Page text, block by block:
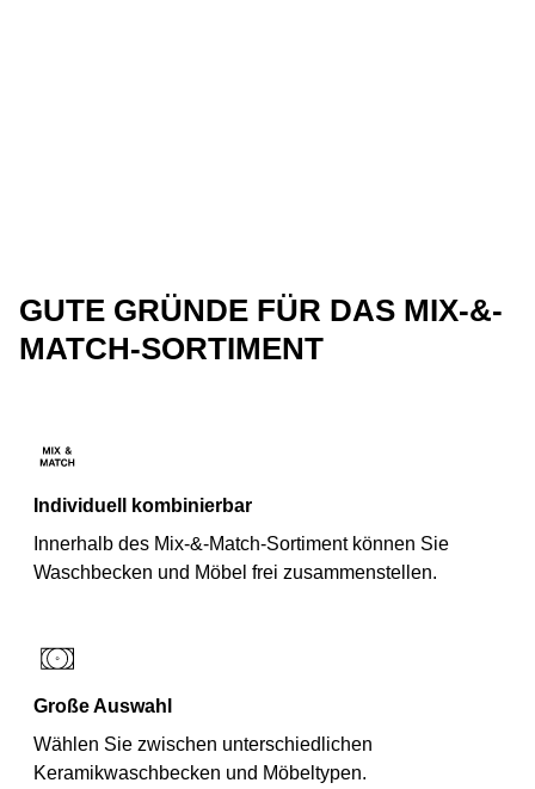
GUTE GRÜNDE FÜR DAS MIX-&-
MATCH-SORTIMENT
Individuell kombinierbar
Innerhalb des Mix-&-Match-Sortiment können Sie
Waschbecken und Möbel frei zusammenstellen.
Große Auswahl
Wählen Sie zwischen unterschiedlichen
Keramikwaschbecken und Möbeltypen.